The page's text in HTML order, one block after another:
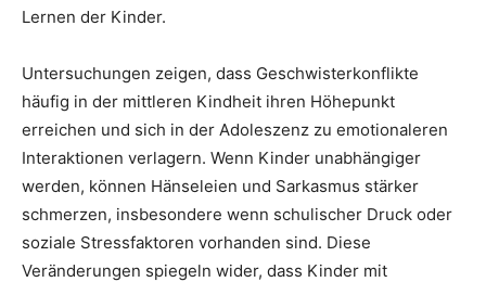
Lernen der Kinder.
Untersuchungen zeigen, dass Geschwisterkonflikte
häufig in der mittleren Kindheit ihren Höhepunkt
erreichen und sich in der Adoleszenz zu emotionaleren
Interaktionen verlagern. Wenn Kinder unabhängiger
werden, können Hänseleien und Sarkasmus stärker
schmerzen, insbesondere wenn schulischer Druck oder
soziale Stressfaktoren vorhanden sind. Diese
Veränderungen spiegeln wider, dass Kinder mit